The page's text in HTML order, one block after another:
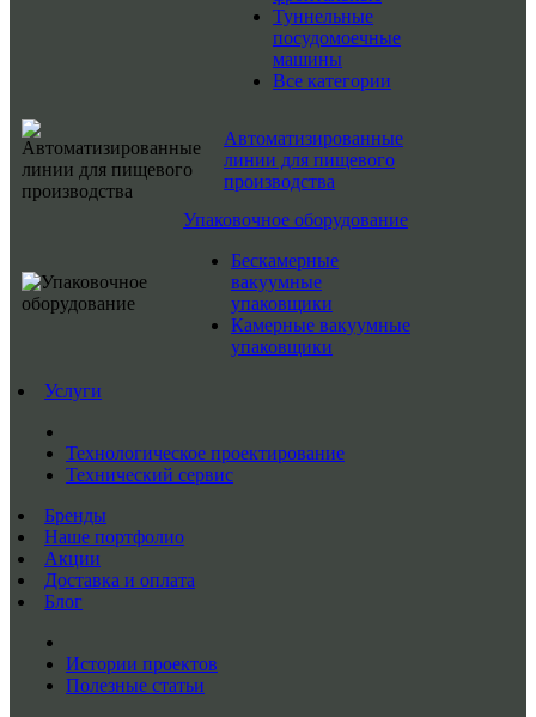
Туннельные
посудомоечные
машины
Все категории
Автоматизированные
линии для пищевого
производства
Упаковочное оборудование
Бескамерные
вакуумные
упаковщики
Камерные вакуумные
упаковщики
Услуги
Технологическое проектирование
Технический сервис
Бренды
Наше портфолио
Акции
Доставка и оплата
Блог
Истории проектов
Полезные статьи